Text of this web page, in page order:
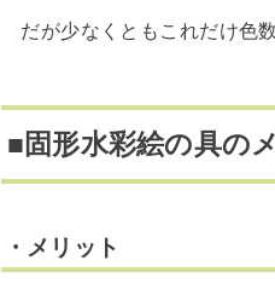
だが少なくともこれだけ色
■固形水彩絵の具の
・メリット